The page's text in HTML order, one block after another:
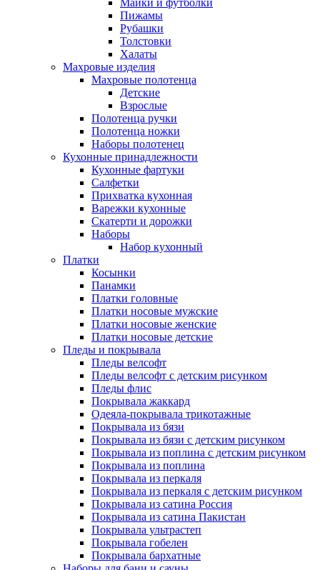
Майки и футболки
Пижамы
Рубашки
Толстовки
Халаты
Махровые изделия
Махровые полотенца
Детские
Взрослые
Полотенца ручки
Полотенца ножки
Наборы полотенец
Кухонные принадлежности
Кухонные фартуки
Салфетки
Прихватка кухонная
Варежки кухонные
Скатерти и дорожки
Наборы
Набор кухонный
Платки
Косынки
Панамки
Платки головные
Платки носовые мужские
Платки носовые женские
Платки носовые детские
Пледы и покрывала
Пледы велсофт
Пледы велсофт с детским рисунком
Пледы флис
Покрывала жаккард
Одеяла-покрывала трикотажные
Покрывала из бязи
Покрывала из бязи с детским рисунком
Покрывала из поплина с детским рисунком
Покрывала из поплина
Покрывала из перкаля
Покрывала из перкаля с детским рисунком
Покрывала из сатина Россия
Покрывала из сатина Пакистан
Покрывала ультрастеп
Покрывала гобелен
Покрывала бархатные